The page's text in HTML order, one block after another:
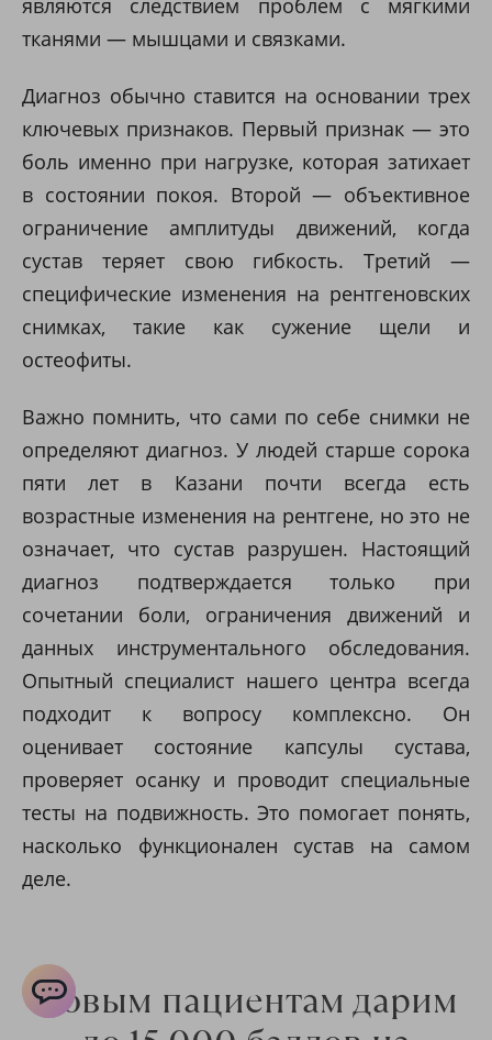
тканями — мышцами и связками.
Диагноз обычно ставится на основании трех
ключевых признаков. Первый признак — это
боль именно при нагрузке, которая затихает
в состоянии покоя. Второй — объективное
ограничение амплитуды движений, когда
сустав теряет свою гибкость. Третий —
специфические изменения на рентгеновских
снимках, такие как сужение щели и
остеофиты.
Важно помнить, что сами по себе снимки не
определяют диагноз. У людей старше сорока
пяти лет в Казани почти всегда есть
возрастные изменения на рентгене, но это не
означает, что сустав разрушен. Настоящий
диагноз подтверждается только при
сочетании боли, ограничения движений и
данных инструментального обследования.
Опытный специалист нашего центра всегда
подходит к вопросу комплексно. Он
оценивает состояние капсулы сустава,
проверяет осанку и проводит специальные
тесты на подвижность. Это помогает понять,
насколько функционален сустав на самом
деле.
Новым пациентам дарим
ChatApp
online
Мессенджеры
Свяжитесь с нами через любой удобный
мессенджер!